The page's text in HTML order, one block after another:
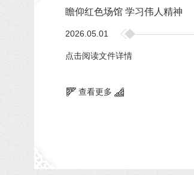
瞻仰红色场馆 学习伟人精神
2026.05.01
点击阅读文件详情
查看更多